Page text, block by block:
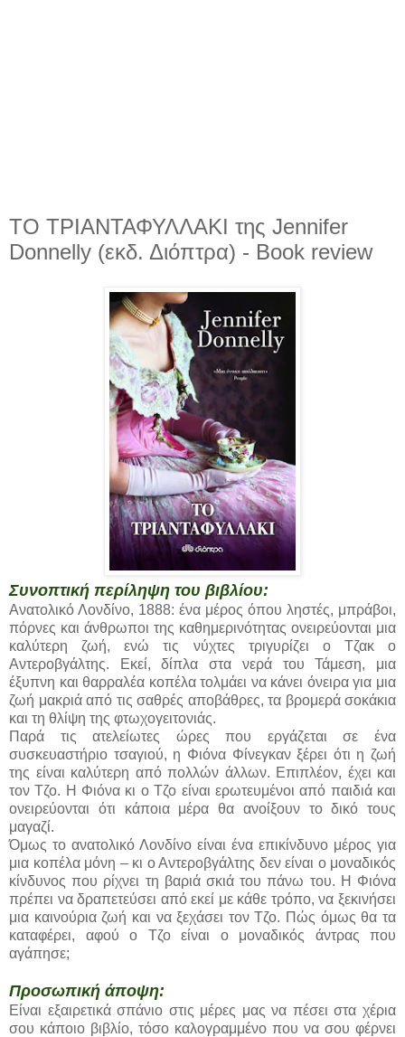
ΤΟ ΤΡΙΑΝΤΑΦΥΛΛΑΚΙ της Jennifer
Donnelly (εκδ. Διόπτρα) - Book review
Συνοπτική περίληψη του βιβλίου:
Ανατολικό Λονδίνο, 1888: ένα μέρος όπου ληστές, μπράβοι,
πόρνες και άνθρωποι της καθημερινότητας ονειρεύονται μια
καλύτερη ζωή, ενώ τις νύχτες τριγυρίζει ο Τζακ ο
Αντεροβγάλτης. Εκεί, δίπλα στα νερά του Τάμεση, μια
έξυπνη και θαρραλέα κοπέλα τολμάει να κάνει όνειρα για μια
ζωή μακριά από τις σαθρές αποβάθρες, τα βρομερά σοκάκια
και τη θλίψη της φτωχογειτονιάς.
Παρά τις ατελείωτες ώρες που εργάζεται σε ένα
συσκευαστήριο τσαγιού, η Φιόνα Φίνεγκαν ξέρει ότι η ζωή
της είναι καλύτερη από πολλών άλλων. Επιπλέον, έχει και
τον Τζο. Η Φιόνα κι ο Τζο είναι ερωτευμένοι από παιδιά και
ονειρεύονται ότι κάποια μέρα θα ανοίξουν το δικό τους
μαγαζί.
Όμως το ανατολικό Λονδίνο είναι ένα επικίνδυνο μέρος για
μια κοπέλα μόνη – κι ο Αντεροβγάλτης δεν είναι ο μοναδικός
κίνδυνος που ρίχνει τη βαριά σκιά του πάνω του. Η Φιόνα
πρέπει να δραπετεύσει από εκεί με κάθε τρόπο, να ξεκινήσει
μια καινούρια ζωή και να ξεχάσει τον Τζο. Πώς όμως θα τα
καταφέρει, αφού ο Τζο είναι ο μοναδικός άντρας που
αγάπησε;
Προσωπική άποψη:
Είναι εξαιρετικά σπάνιο στις μέρες μας να πέσει στα χέρια
σου κάποιο βιβλίο, τόσο καλογραμμένο που να σου φέρνει